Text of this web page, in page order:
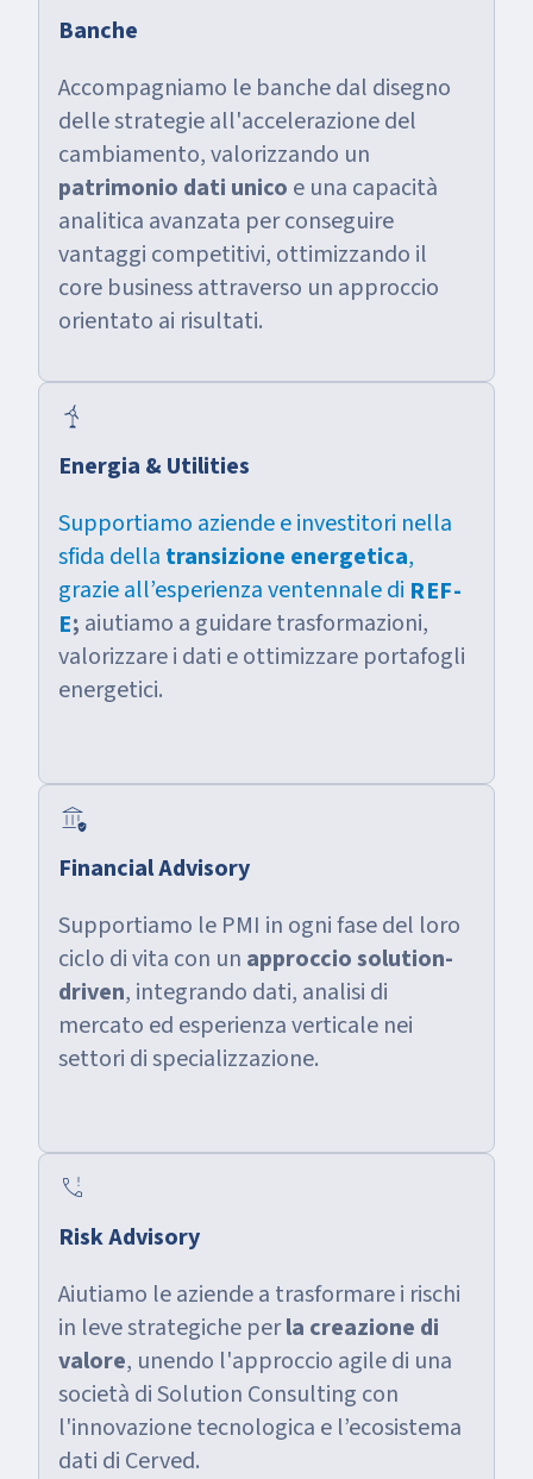
Banche
Accompagniamo le banche dal disegno
delle strategie all'accelerazione del
cambiamento, valorizzando un
patrimonio dati unico e una capacità
analitica avanzata per conseguire
vantaggi competitivi, ottimizzando il
core business attraverso un approccio
orientato ai risultati.
energy
Energia & Utilities
Supportiamo aziende e investitori nella
sfida della transizione energetica,
grazie all’esperienza ventennale di REF-
E; aiutiamo a guidare trasformazioni,
valorizzare i dati e ottimizzare portafogli
energetici.
assured_workload
Financial Advisory
Supportiamo le PMI in ogni fase del loro
ciclo di vita con un approccio solution-
driven, integrando dati, analisi di
mercato ed esperienza verticale nei
settori di specializzazione.
e911_avatar
Risk Advisory
Aiutiamo le aziende a trasformare i rischi
in leve strategiche perla creazione di
valore, unendo l'approccio agile di una
società di Solution Consulting con
l'innovazione tecnologica e l’ecosistema
dati di Cerved.